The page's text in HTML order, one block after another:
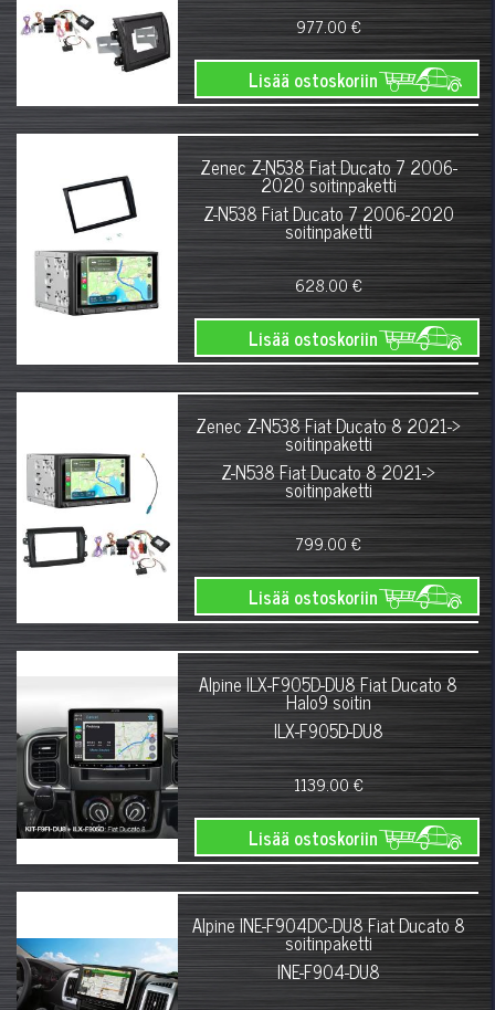
977.00 €
Lisää ostoskoriin
Zenec Z-N538 Fiat Ducato 7 2006-
2020 soitinpaketti
Z-N538 Fiat Ducato 7 2006-2020
soitinpaketti
628.00 €
Lisää ostoskoriin
Zenec Z-N538 Fiat Ducato 8 2021->
soitinpaketti
Z-N538 Fiat Ducato 8 2021->
soitinpaketti
799.00 €
Lisää ostoskoriin
Alpine ILX-F905D-DU8 Fiat Ducato 8
Halo9 soitin
ILX-F905D-DU8
1139.00 €
Lisää ostoskoriin
Alpine INE-F904DC-DU8 Fiat Ducato 8
soitinpaketti
INE-F904-DU8